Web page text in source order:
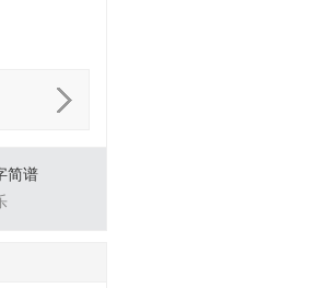
简谱